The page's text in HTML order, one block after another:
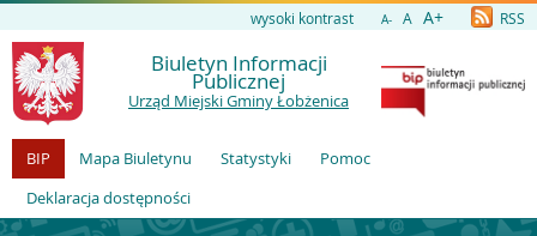
wysoki kontrast A- A A+ RSS
Biuletyn Informacji
Publicznej
Urząd Miejski Gminy Łobżenica
BIP Mapa Biuletynu Statystyki
Pomoc
Deklaracja dostępności